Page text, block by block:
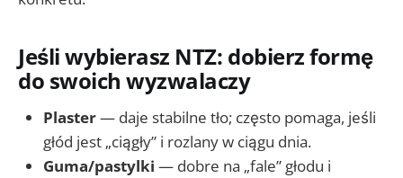
Jeśli wybierasz NTZ: dobierz formę
do swoich wyzwalaczy
Plaster— daje stabilne tło; często pomaga, jeśli
głód jest „ciągły” i rozlany w ciągu dnia.
Guma/pastylki — dobre na „fale” głodu i